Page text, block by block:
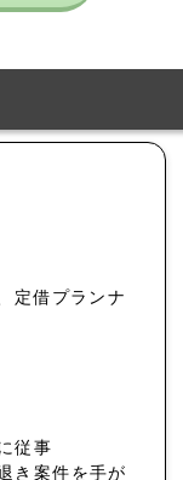
定借プランナ
従事
き案件を手が